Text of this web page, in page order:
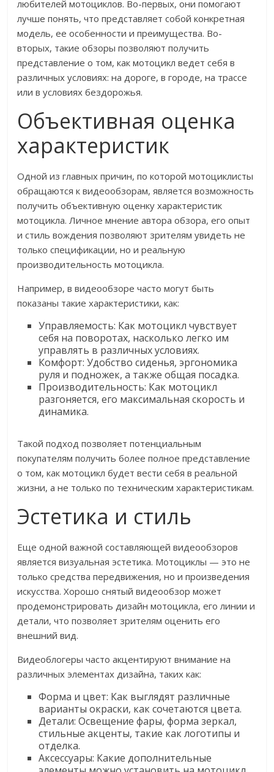
любителей мотоциклов. Во-первых, они помогают
лучше понять, что представляет собой конкретная
модель, ее особенности и преимущества. Во-
вторых, такие обзоры позволяют получить
представление о том, как мотоцикл ведет себя в
различных условиях: на дороге, в городе, на трассе
или в условиях бездорожья.
Объективная оценка
характеристик
Одной из главных причин, по которой мотоциклисты
обращаются к видеообзорам, является возможность
получить объективную оценку характеристик
мотоцикла. Личное мнение автора обзора, его опыт
и стиль вождения позволяют зрителям увидеть не
только спецификации, но и реальную
производительность мотоцикла.
Например, в видеообзоре часто могут быть
показаны такие характеристики, как:
Управляемость: Как мотоцикл чувствует
себя на поворотах, насколько легко им
управлять в различных условиях.
Комфорт: Удобство сиденья, эргономика
руля и подножек, а также общая посадка.
Производительность: Как мотоцикл
разгоняется, его максимальная скорость и
динамика.
Такой подход позволяет потенциальным
покупателям получить более полное представление
о том, как мотоцикл будет вести себя в реальной
жизни, а не только по техническим характеристикам.
Эстетика и стиль
Еще одной важной составляющей видеообзоров
является визуальная эстетика. Мотоциклы — это не
только средства передвижения, но и произведения
искусства. Хорошо снятый видеообзор может
продемонстрировать дизайн мотоцикла, его линии и
детали, что позволяет зрителям оценить его
внешний вид.
Видеоблогеры часто акцентируют внимание на
различных элементах дизайна, таких как:
Форма и цвет: Как выглядят различные
варианты окраски, как сочетаются цвета.
Детали: Освещение фары, форма зеркал,
стильные акценты, такие как логотипы и
отделка.
Аксессуары: Какие дополнительные